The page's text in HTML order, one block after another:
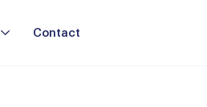
Contact